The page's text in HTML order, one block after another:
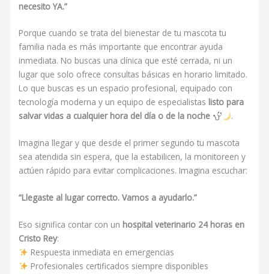
necesito YA.”
Porque cuando se trata del bienestar de tu mascota tu
familia nada es más importante que encontrar ayuda
inmediata. No buscas una clínica que esté cerrada, ni un
lugar que solo ofrece consultas básicas en horario limitado.
Lo que buscas es un espacio profesional, equipado con
tecnología moderna y un equipo de especialistas listo para
salvar vidas a cualquier hora del día o de la noche
.
Imagina llegar y que desde el primer segundo tu mascota
sea atendida sin espera, que la estabilicen, la monitoreen y
actúen rápido para evitar complicaciones. Imagina escuchar:
“Llegaste al lugar correcto. Vamos a ayudarlo.”
Eso significa contar con un hospital veterinario 24 horas en
Cristo Rey:
Respuesta inmediata en emergencias
Profesionales certificados siempre disponibles